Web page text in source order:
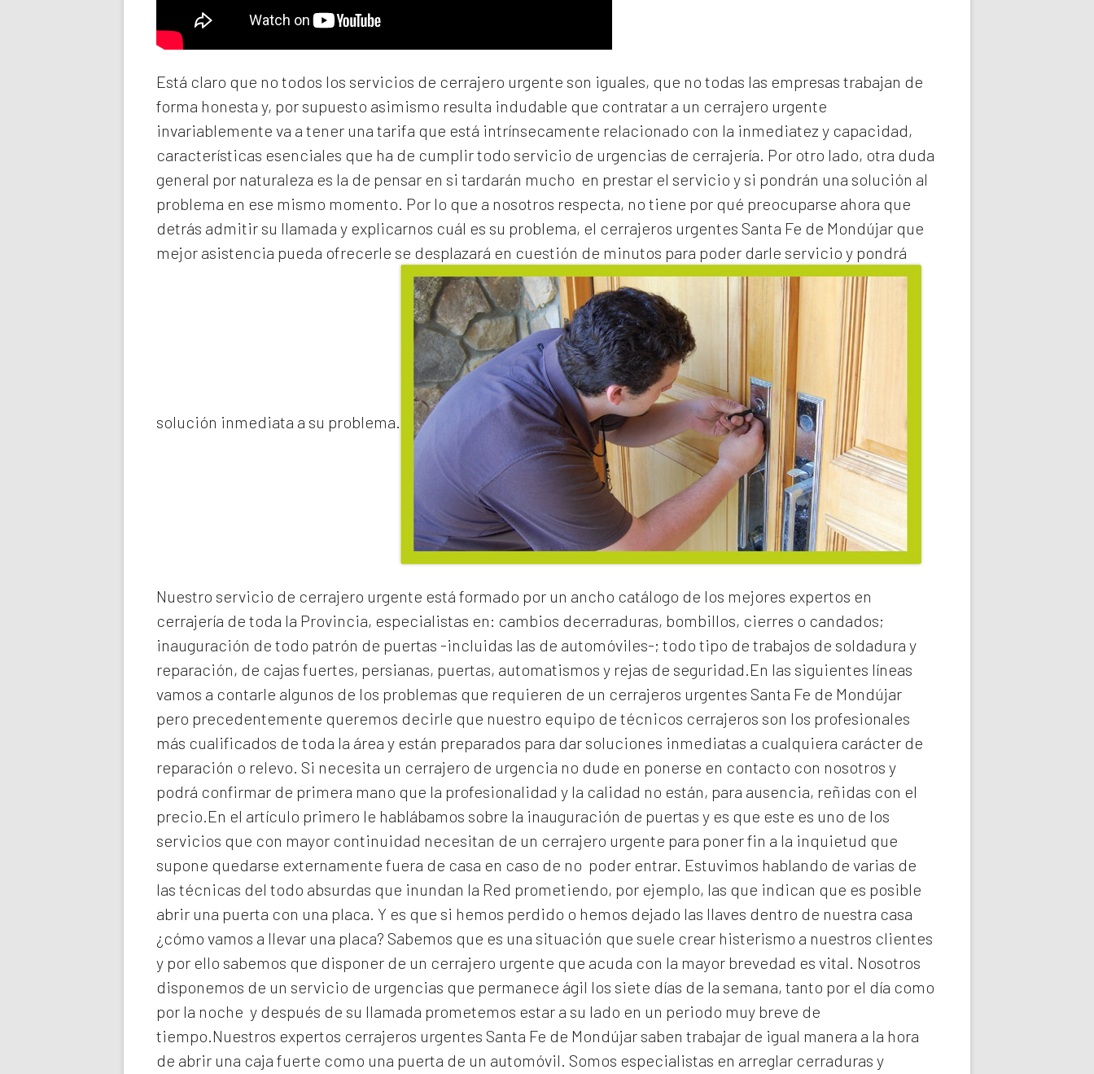
Está claro que no todos los servicios de cerrajero urgente son iguales, que no todas las empresas trabajan de
forma honesta y, por supuesto asimismo resulta indudable que contratar a un cerrajero urgente
invariablemente va a tener una tarifa que está intrínsecamente relacionado con la inmediatez y capacidad,
características esenciales que ha de cumplir todo servicio de urgencias de cerrajería. Por otro lado, otra duda
general por naturaleza es la de pensar en si tardarán mucho en prestar el servicio y si pondrán una solución al
problema en ese mismo momento. Por lo que a nosotros respecta, no tiene por qué preocuparse ahora que
detrás admitir su llamada y explicarnos cuál es su problema, el cerrajeros urgentes Santa Fe de Mondújar que
mejor asistencia pueda ofrecerle se desplazará en cuestión de minutos para poder darle servicio y pondrá
solución inmediata a su problema.
Nuestro servicio de cerrajero urgente está formado por un ancho catálogo de los mejores expertos en
cerrajería de toda la Provincia, especialistas en: cambios decerraduras, bombillos, cierres o candados;
inauguración de todo patrón de puertas -incluidas las de automóviles-; todo tipo de trabajos de soldadura y
reparación, de cajas fuertes, persianas, puertas, automatismos y rejas de seguridad.En las siguientes líneas
vamos a contarle algunos de los problemas que requieren de un cerrajeros urgentes Santa Fe de Mondújar
pero precedentemente queremos decirle que nuestro equipo de técnicos cerrajeros son los profesionales
más cualificados de toda la área y están preparados para dar soluciones inmediatas a cualquiera carácter de
reparación o relevo. Si necesita un cerrajero de urgencia no dude en ponerse en contacto con nosotros y
podrá confirmar de primera mano que la profesionalidad y la calidad no están, para ausencia, reñidas con el
precio.En el artículo primero le hablábamos sobre la inauguración de puertas y es que este es uno de los
servicios que con mayor continuidad necesitan de un cerrajero urgente para poner fin a la inquietud que
supone quedarse externamente fuera de casa en caso de no poder entrar. Estuvimos hablando de varias de
las técnicas del todo absurdas que inundan la Red prometiendo, por ejemplo, las que indican que es posible
abrir una puerta con una placa. Y es que si hemos perdido o hemos dejado las llaves dentro de nuestra casa
¿cómo vamos a llevar una placa? Sabemos que es una situación que suele crear histerismo a nuestros clientes
y por ello sabemos que disponer de un cerrajero urgente que acuda con la mayor brevedad es vital. Nosotros
disponemos de un servicio de urgencias que permanece ágil los siete días de la semana, tanto por el día como
por la noche y después de su llamada prometemos estar a su lado en un periodo muy breve de
tiempo.Nuestros expertos cerrajeros urgentes Santa Fe de Mondújar saben trabajar de igual manera a la hora
de abrir una caja fuerte como una puerta de un automóvil. Somos especialistas en arreglar cerraduras y